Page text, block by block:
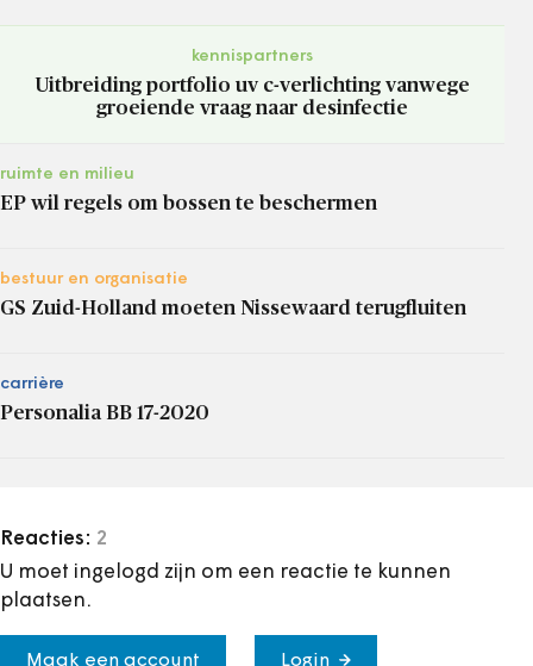
kennispartners
Uitbreiding portfolio uv c-verlichting vanwege
groeiende vraag naar desinfectie
ruimte en milieu
EP wil regels om bossen te beschermen
bestuur en organisatie
GS Zuid-Holland moeten Nissewaard terugfluiten
carrière
Personalia BB 17-2020
Reacties: 2
U moet ingelogd zijn om een reactie te kunnen
plaatsen.
Maak een account Login